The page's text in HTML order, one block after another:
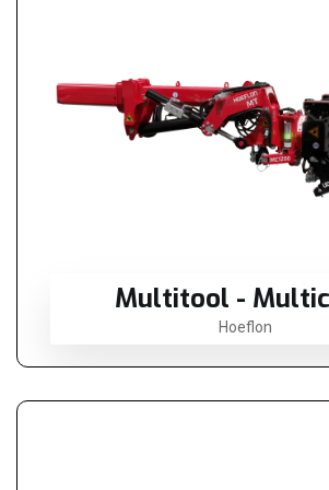
Multitool -
Hoeflon